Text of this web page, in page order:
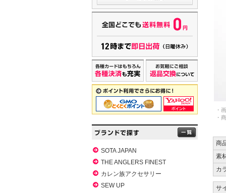
SOTA JAPAN
THE ANGLERS FINEST
カレン族アクセサリー
SEW UP
・
・
商
素
カ
サ